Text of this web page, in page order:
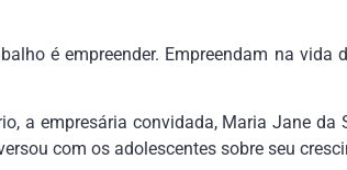
é empreender. Empreendam na vida
a empresária convidada, Maria Jane
com os adolescentes sobre seu